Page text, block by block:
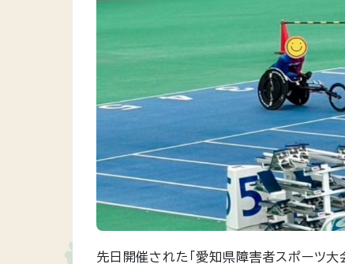
先日開催された「愛知県障害者スポーツ大